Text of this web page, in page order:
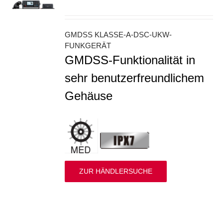
GMDSS KLASSE-A-DSC-UKW-
FUNKGERÄT
GMDSS-Funktionalität in
sehr benutzerfreundlichem
Gehäuse
ZUR HÄNDLERSUCHE